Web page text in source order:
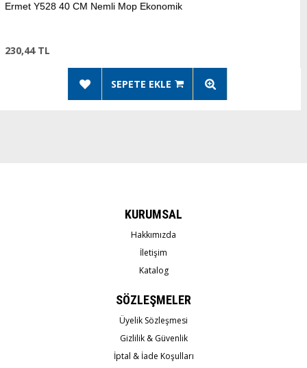
Nemli Mop Ekonomik
SEPETE EKLE
KURUMSAL
Hakkımızda
İletişim
Katalog
SÖZLEŞMELER
Üyelik Sözleşmesi
Gizlilik & Güvenlik
İptal & İade Koşulları